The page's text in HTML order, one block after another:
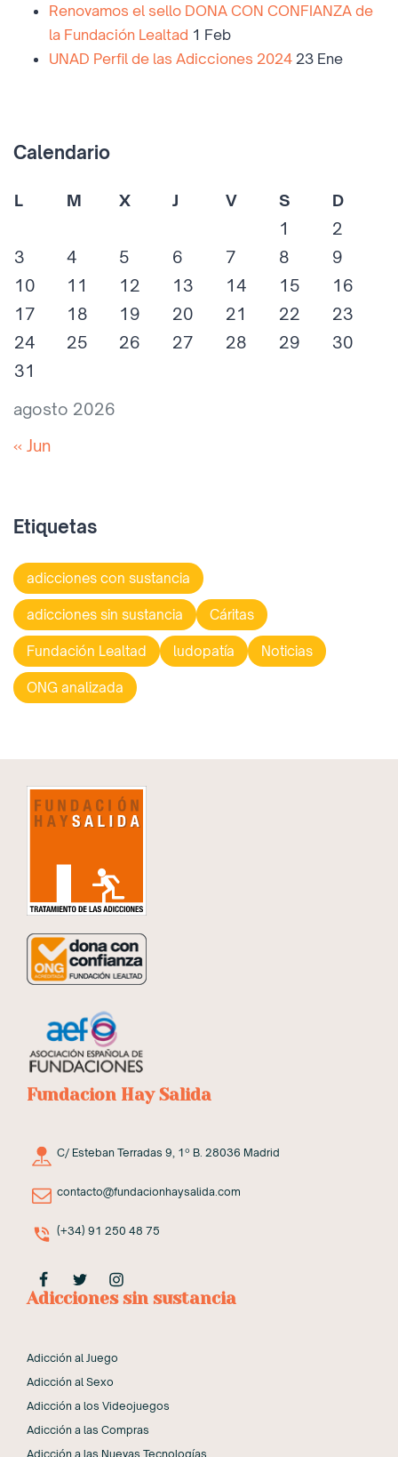
Renovamos el sello DONA CON CONFIANZA de
la Fundación Lealtad 1 Feb
UNAD Perfil de las Adicciones 2024 23 Ene
Calendario
agosto 2026
L M X J V S
D
1
2
3
4 5 6 7 8
9
10
11 12 13 14 15
16
17
18 19 20 21 22
23
24
25 26 27 28 29
30
31
« Jun
Etiquetas
adicciones con sustancia
adicciones sin sustancia Cáritas
Fundación Lealtad ludopatía Noticias
ONG analizada
Fundacion Hay Salida
C/ Esteban Terradas 9, 1º B. 28036 Madrid
contacto@fundacionhaysalida.com
(+34) 91 250 48 75
Adicciones sin sustancia
Adicción al Juego
Adicción al Sexo
Adicción a los Videojuegos
Adicción a las Compras
Adicción a las Nuevas Tecnologías